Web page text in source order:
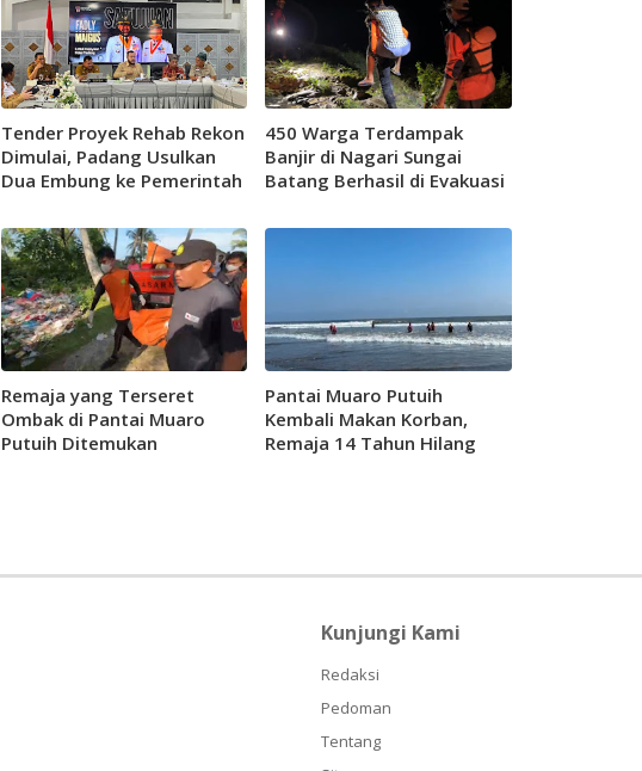
Tender Proyek Rehab Rekon
Dimulai, Padang Usulkan
Dua Embung ke Pemerintah
450 Warga Terdampak
Banjir di Nagari Sungai
Batang Berhasil di Evakuasi
Remaja yang Terseret
Ombak di Pantai Muaro
Putuih Ditemukan
Pantai Muaro Putuih
Kembali Makan Korban,
Remaja 14 Tahun Hilang
Kunjungi Kami
Redaksi
Pedoman
Tentang